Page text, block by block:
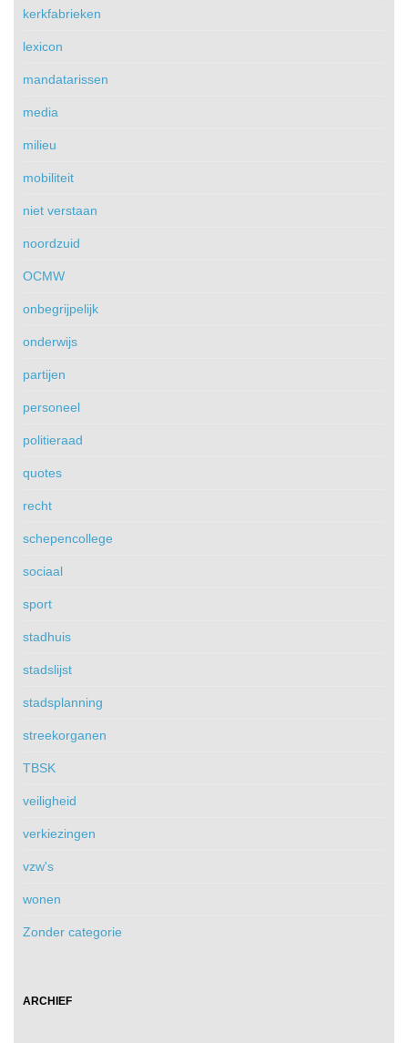
kerkfabrieken
lexicon
mandatarissen
media
milieu
mobiliteit
niet verstaan
noordzuid
OCMW
onbegrijpelijk
onderwijs
partijen
personeel
politieraad
quotes
recht
schepencollege
sociaal
sport
stadhuis
stadslijst
stadsplanning
streekorganen
TBSK
veiligheid
verkiezingen
vzw's
wonen
Zonder categorie
ARCHIEF